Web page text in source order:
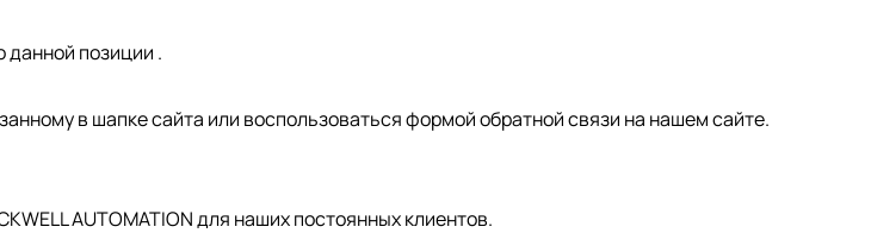
позиции .
в шапке сайта или воспользоваться формой обратной связи на нашем сайте.
AUTOMATION для наших постоянных клиентов.